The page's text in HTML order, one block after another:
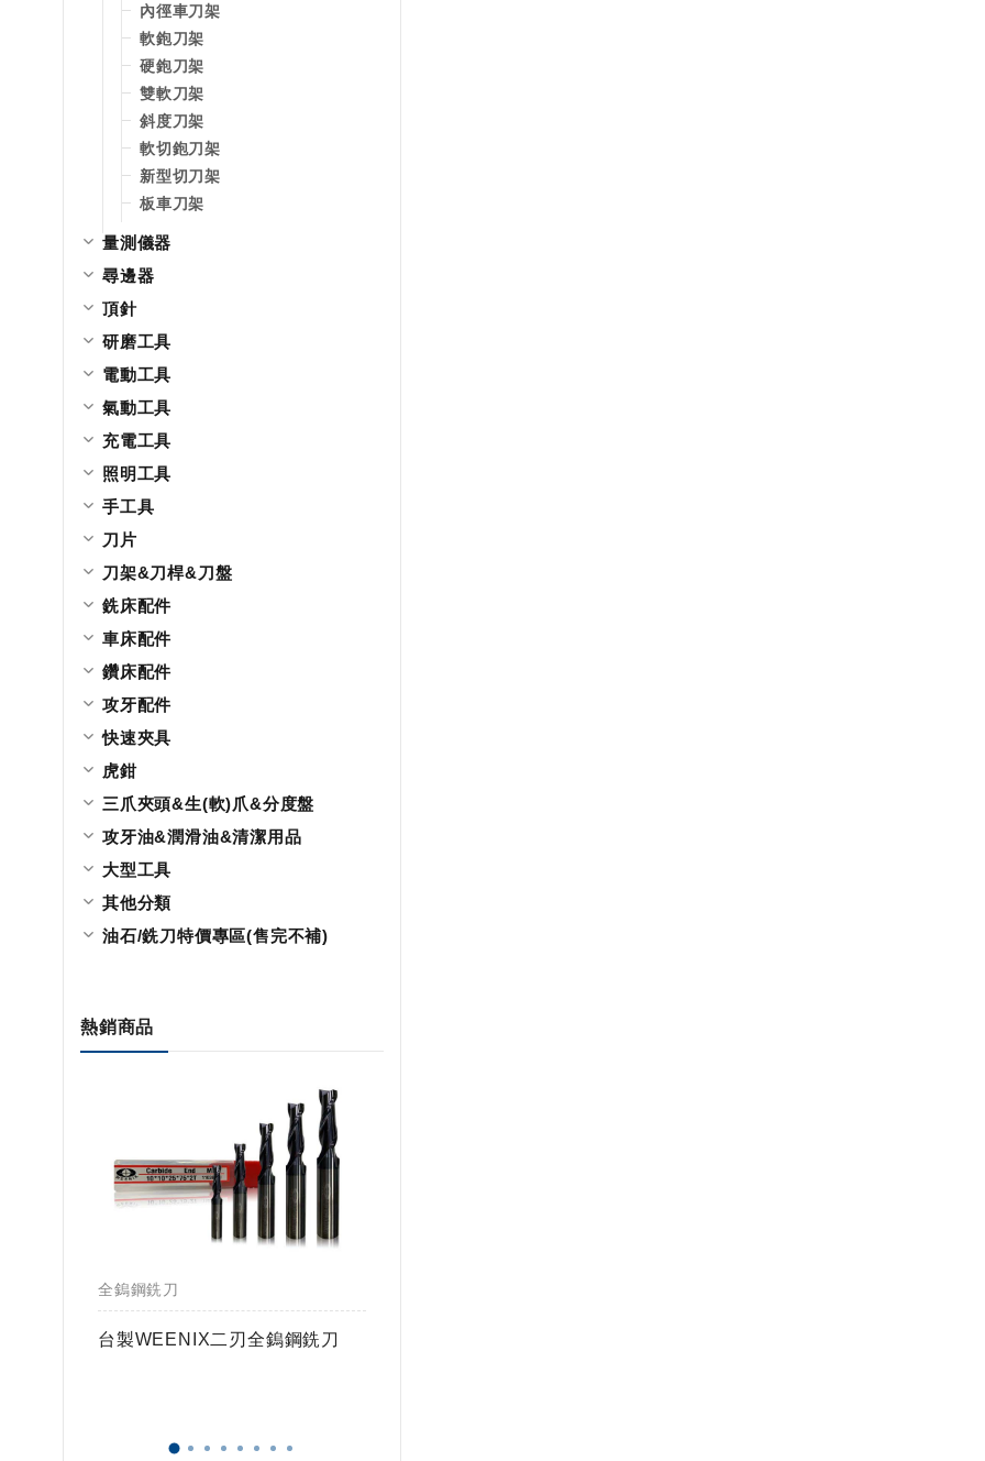
內徑車刀架
軟鉋刀架
硬鉋刀架
雙軟刀架
斜度刀架
軟切鉋刀架
新型切刀架
板車刀架
量測儀器
尋邊器
頂針
研磨工具
電動工具
氣動工具
充電工具
照明工具
手工具
刀片
刀架&刀桿&刀盤
銑床配件
車床配件
鑽床配件
攻牙配件
快速夾具
虎鉗
三爪夾頭&生(軟)爪&分度盤
攻牙油&潤滑油&清潔用品
大型工具
其他分類
油石/銑刀特價專區(售完不補)
熱銷商品
全鎢鋼銑刀
台製WEENIX二刃全鎢鋼銑刀